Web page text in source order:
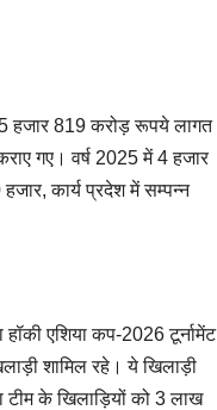
हजार 819 करोड़ रूपये लागत
गए। वर्ष 2025 में 4 हजार
कार्य प्रदेश में सम्पन्न
एशिया कप-2026 टूर्नामेंट
शामिल रहे। ये खिलाड़ी
टीम के खिलाड़ियों को 3 लाख